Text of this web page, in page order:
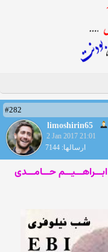
#282
limoshirin65
2 Jan 2017 21:01
ارسالها: 7144
ابـــراهـــیـــم حـــامـــدی